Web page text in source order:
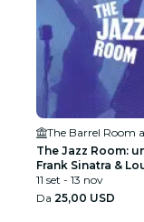
The Jazz Room:
Frank Sinatra &
Armstrong
11 set - 13 nov
Da 25,00 USD